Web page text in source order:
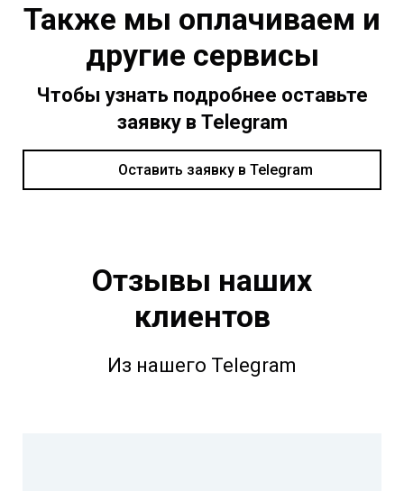
Также мы оплачиваем и
другие сервисы
Чтобы узнать подробнее оставьте
заявку в Telegram
Оставить заявку в Telegram
Отзывы наших
клиентов
Из нашего Telegram